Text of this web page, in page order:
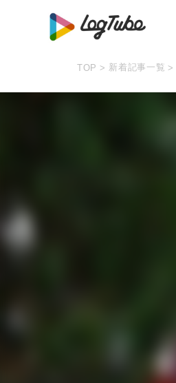
TOP > 新着記事一覧 >